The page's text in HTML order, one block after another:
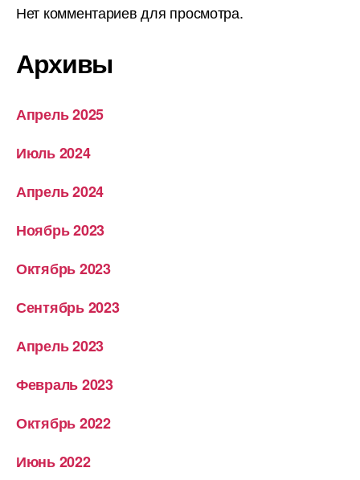
Нет комментариев для просмотра.
Архивы
Апрель 2025
Июль 2024
Апрель 2024
Ноябрь 2023
Октябрь 2023
Сентябрь 2023
Апрель 2023
Февраль 2023
Октябрь 2022
Июнь 2022